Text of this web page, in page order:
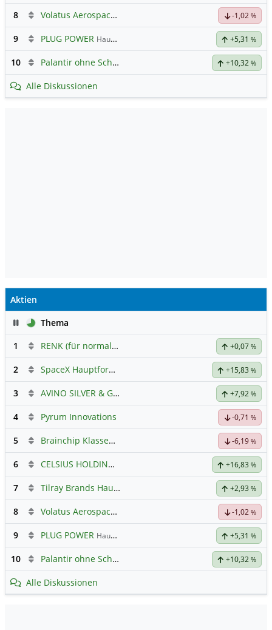
8 Volatus Aerospace (Offener Austausch) -1,02 %
9 PLUG POWER Hauptdiskussion +5,31 %
10 Palantir ohne Schnickschnack +10,32 %
Alle Diskussionen
Aktien
PauseThema
1
RENK (für normale, sachliche Kommunikation!) +0,07 %
2 SpaceX Hauptforum +15,83 %
3 AVINO SILVER & GOLD MINES +7,92 %
4 Pyrum Innovations -0,71 %
5 Brainchip Klassengruppe -6,19 %
6 CELSIUS HOLDINGS INC. +16,83 %
7 Tilray Brands Hauptforum +2,93 %
8 Volatus Aerospace (Offener Austausch) -1,02 %
9 PLUG POWER Hauptdiskussion +5,31 %
10 Palantir ohne Schnickschnack +10,32 %
Alle Diskussionen